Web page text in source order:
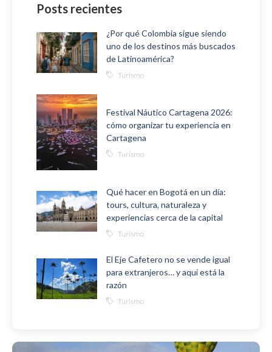
Posts recientes
¿Por qué Colombia sigue siendo
uno de los destinos más buscados
de Latinoamérica?
Turismo
Festival Náutico Cartagena 2026:
cómo organizar tu experiencia en
Cartagena
Turismo
Qué hacer en Bogotá en un día:
tours, cultura, naturaleza y
experiencias cerca de la capital
Turismo
El Eje Cafetero no se vende igual
para extranjeros… y aquí está la
razón
Turismo